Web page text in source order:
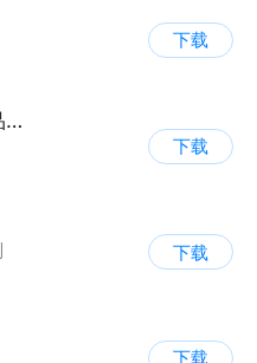
下载
义采宝义乌小商品批发网
下载
下载
下载